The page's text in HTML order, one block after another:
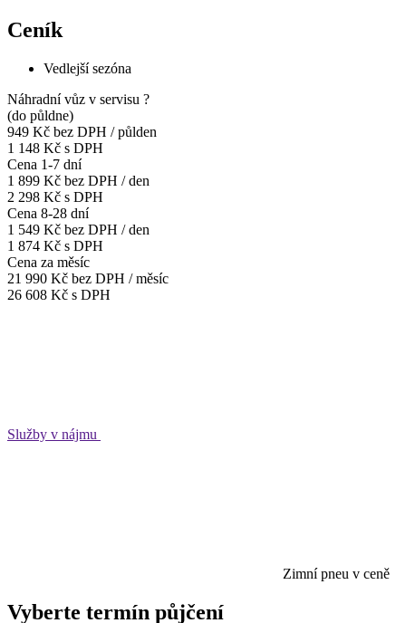
Ceník
Vedlejší sezóna
Náhradní vůz v servisu ?
(do půldne)
949 Kč bez DPH / půlden
1 148 Kč s DPH
Cena 1-7 dní
1 899 Kč bez DPH / den
2 298 Kč s DPH
Cena 8-28 dní
1 549 Kč bez DPH / den
1 874 Kč s DPH
Cena za měsíc
21 990 Kč bez DPH / měsíc
26 608 Kč s DPH
Služby v nájmu
Zimní pneu v ceně
Vyberte termín půjčení